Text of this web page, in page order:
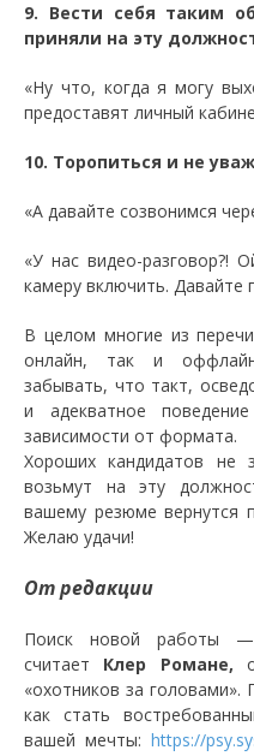
9. Вести себя таким
приняли на эту
«Ну что, когда я могу
предоставят личный
10. Торопиться и не
«А давайте созвонимся
«У нас видео-разговор?!
камеру включить. Давайте
В целом многие из
онлайн, так и
забывать, что такт,
и адекватное
зависимости от формата.
Хороших кандидатов
возьмут на эту
вашему резюме вернутся
Желаю удачи!
От редакции
Поиск новой работы
считает Клер Романе,
«охотников за
как стать
вашей мечты: https://